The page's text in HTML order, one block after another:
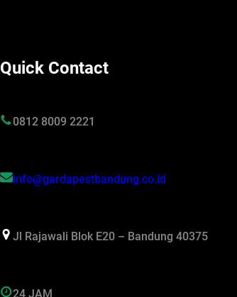
Quick Contact
0812 8009 2221
info@gardapestbandung.co.id
Jl Rajawali Blok E20 – Bandung 40375
24 JAM